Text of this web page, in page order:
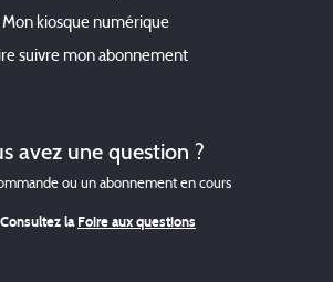
Mon kiosque numérique
suivre mon abonnement
avez une question ?
ou un abonnement en cours
Consultez laFoire aux questions